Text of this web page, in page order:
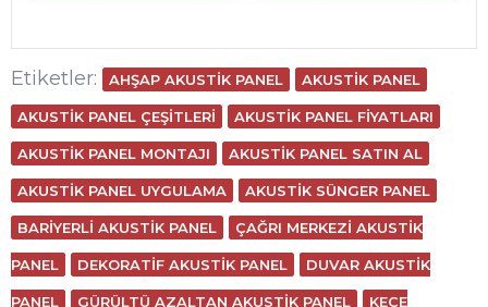
Etiketler: AHŞAP AKUSTIK PANEL AKUSTIK PANEL
AKUSTIK PANEL ÇEŞITLERI AKUSTIK PANEL FIYATLARI
AKUSTIK PANEL MONTAJI AKUSTIK PANEL SATIN AL
AKUSTIK PANEL UYGULAMA AKUSTIK SÜNGER PANEL
BARIYERLI AKUSTIK PANEL ÇAĞRI MERKEZI AKUSTIK
PANEL DEKORATIF AKUSTIK PANEL DUVAR AKUSTIK
PANEL GÜRÜLTÜ AZALTAN AKUSTIK PANEL KEÇE